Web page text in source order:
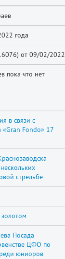
года
от 09/02/2022
пока что нет
в связи с
«Gran Fondo» 17
стрельбе
Посада
ЦФО по
юниоров